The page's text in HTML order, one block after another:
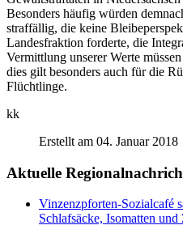
Besonders häufig würden
straffällig, die keine
Landesfraktion forderte, die
Vermittlung unserer Werte
dies gilt besonders auch für die
Flüchtlinge.
kk
Erstellt am 04. Januar 2018
Aktuelle
Vinzenzpforten-Sozialcafé
Schlafsäcke, Isomatten und